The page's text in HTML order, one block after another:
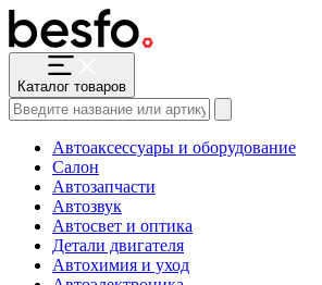
Каталог товаров
Автоаксессуары и оборудование
Салон
Автозапчасти
Автозвук
Автосвет и оптика
Детали двигателя
Автохимия и уход